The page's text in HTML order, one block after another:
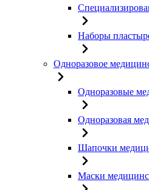
Наборы
Одноразовое
Одноразовые
Одноразовая
Шапочки
Маски